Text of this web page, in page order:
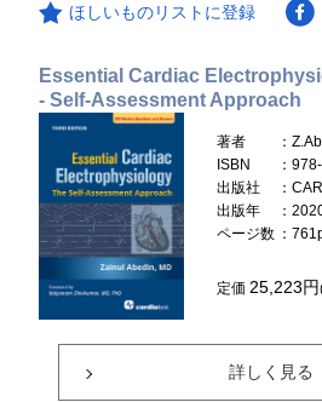
ほしいものリストに登録
Essential Cardiac
- Self-Assessment Approach
著者
：
ISBN
：
出版社
：
出版年
：
ページ数 ：
定価 25,223円
詳しく見る